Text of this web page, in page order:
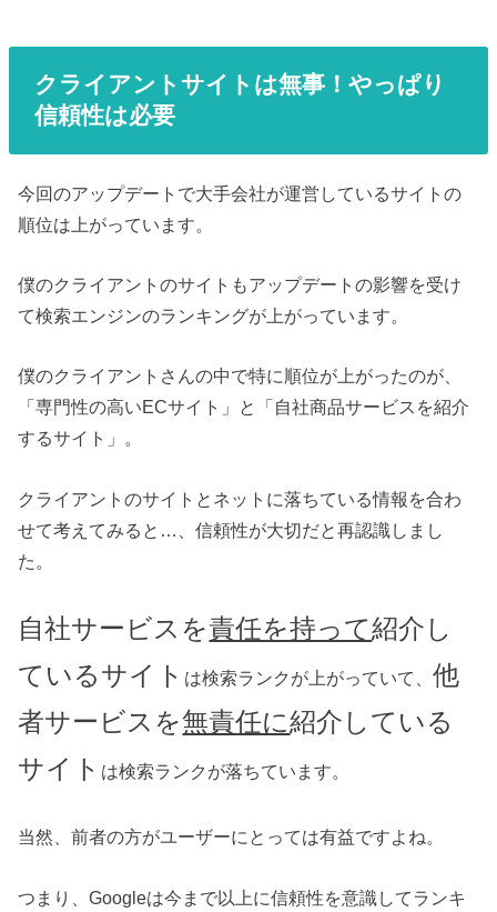
クライアントサイトは無事！やっぱり
信頼性は必要
今回のアップデートで大手会社が運営しているサイトの
順位は上がっています。
僕のクライアントのサイトもアップデートの影響を受け
て検索エンジンのランキングが上がっています。
僕のクライアントさんの中で特に順位が上がったのが、
「専門性の高いECサイト」と「自社商品サービスを紹介
するサイト」。
クライアントのサイトとネットに落ちている情報を合わ
せて考えてみると…、信頼性が大切だと再認識しまし
た。
自社サービスを責任を持って紹介し
ているサイト は検索ランクが上がっていて、他
者サービスを無責任に紹介している
サイト は検索ランクが落ちています。
当然、前者の方がユーザーにとっては有益ですよね。
つまり、Googleは今まで以上に信頼性を意識してランキ